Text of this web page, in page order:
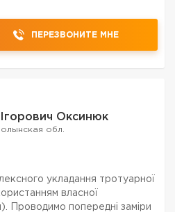
ПЕРЕЗВОНИТЕ МНЕ
Оксинюк
обл.
укладання тротуарної
власної
Проводимо попередні заміри